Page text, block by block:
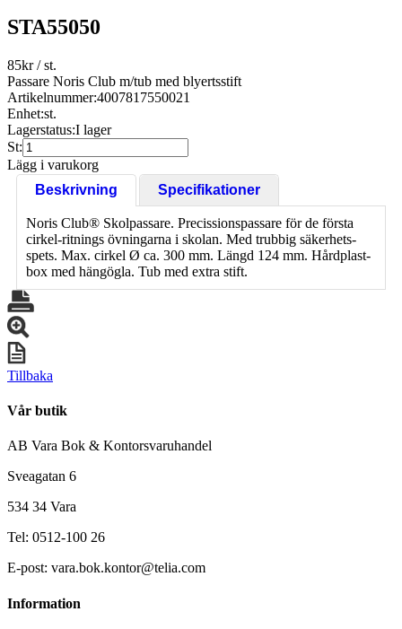
STA55050
85kr/ st.
Passare Noris Club m/tub med blyertsstift
Artikelnummer:4007817550021
Enhet:st.
Lagerstatus:I lager
St:
Lägg i varukorg
Beskrivning
Specifikationer
Noris Club® Skolpassare. Precissionspassare för de första
cirkel-ritnings övningarna i skolan. Med trubbig säkerhets-
spets. Max. cirkel Ø ca. 300 mm. Längd 124 mm. Hårdplast-
box med hängögla. Tub med extra stift.
Tillbaka
Vår butik
AB Vara Bok & Kontorsvaruhandel
Sveagatan 6
534 34 Vara
Tel: 0512-100 26
E-post: vara.bok.kontor@telia.com
Information